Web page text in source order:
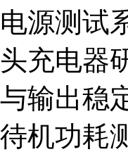
电源测试
头充电器
与输出稳
待机功耗